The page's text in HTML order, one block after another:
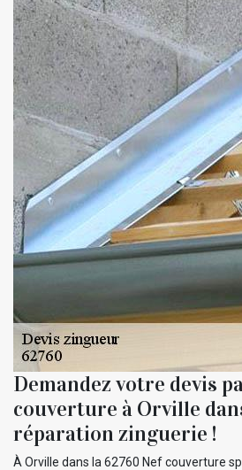
Demandez votre devis
couverture à Orville
réparation zinguerie !
À Orville dans la 62760 Nef couverture